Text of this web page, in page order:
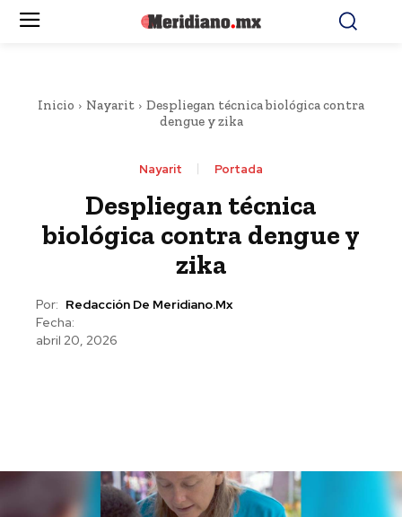
Inicio Nayarit
Despliegan técnica biológica contra
dengue y zika
Nayarit Portada
Despliegan técnica
biológica contra dengue y
zika
Por: Redacción De Meridiano.mx
Fecha:
abril 20, 2026